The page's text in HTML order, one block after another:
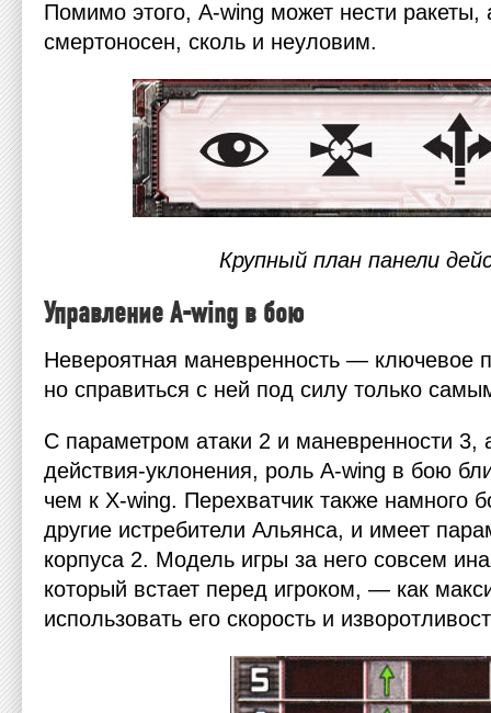
Помимо этого, А-wing может нести ракеты,
смертоносен, сколь и неуловим.
Крупный план панели
Управление А-wing в бою
Невероятная маневренность — ключевое
но справиться с ней под силу только
С параметром атаки 2 и маневренности 3,
действия-уклонения, роль А-wing в бою
чем к Х-wing. Перехватчик также намного
другие истребители Альянса, и имеет
корпуса 2. Модель игры за него совсем
который встает перед игроком, — как
использовать его скорость и